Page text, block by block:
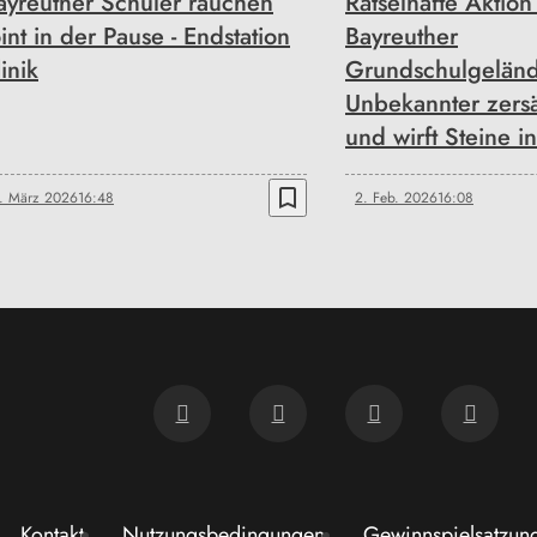
in der Pause - Endstation
März 202616:48 bookmark_border
Bayreuther
Unbekannter
und wirft Steine
2. Feb. 202616:08